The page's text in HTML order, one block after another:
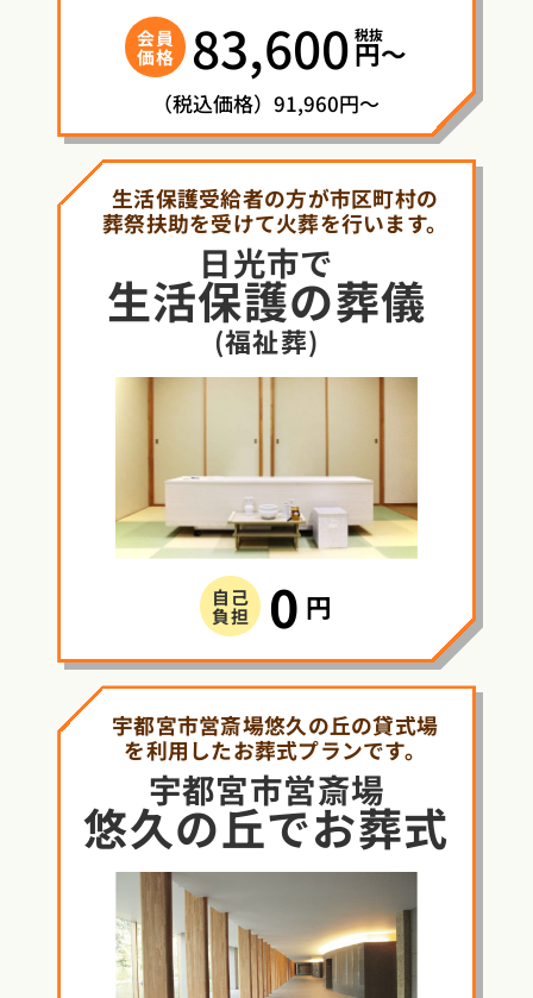
会員
価格 83,600 税抜
円〜
（税込価格）91,960円～
生活保護受給者の方が市区町村の
葬祭扶助を受けて火葬を行います。
日光市で
生活保護の葬儀
(福祉葬)
自己
負担 0 円
宇都宮市営斎場悠久の丘の貸式場
を利用したお葬式プランです。
宇都宮市営斎場
悠久の丘でお葬式